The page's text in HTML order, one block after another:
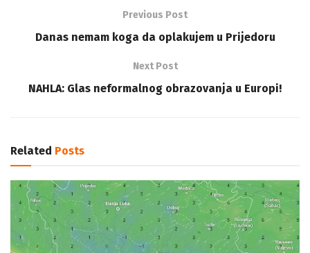
Previous Post
Danas nemam koga da oplakujem u Prijedoru
Next Post
NAHLA: Glas neformalnog obrazovanja u Europi!
Related Posts